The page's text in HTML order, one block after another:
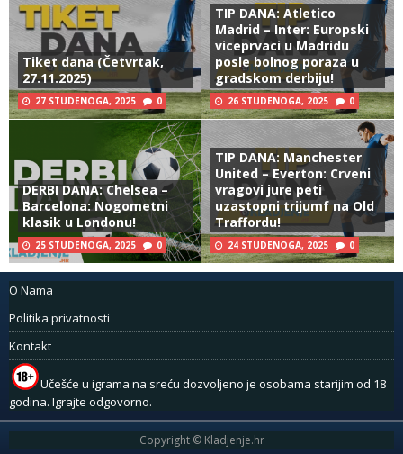
Tiket dana (Četvrtak,
27.11.2025)
27 STUDENOGA, 2025 0
TIP DANA: Atletico
Madrid – Inter: Europski
viceprvaci u Madridu
posle bolnog poraza u
gradskom derbiju!
26 STUDENOGA, 2025 0
DERBI DANA: Chelsea –
Barcelona: Nogometni
klasik u Londonu!
25 STUDENOGA, 2025 0
TIP DANA: Manchester
United – Everton: Crveni
vragovi jure peti
uzastopni trijumf na Old
Traffordu!
24 STUDENOGA, 2025 0
O Nama
Politika privatnosti
Kontakt
Učešće u igrama na sreću dozvoljeno je osobama starijim od 18
godina. Igrajte odgovorno.
Copyright © Kladjenje.hr